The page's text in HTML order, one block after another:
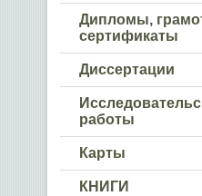
Дипломы,
сертификаты
Диссертации
работы
Карты
КНИГИ